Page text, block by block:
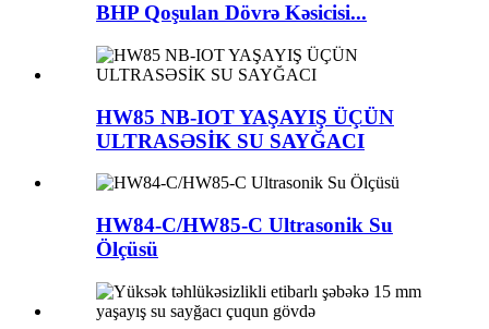
BHP Qoşulan Dövrə Kəsicisi...
HW85 NB-IOT YAŞAYIŞ ÜÇÜN
ULTRASƏSİK SU SAYĞACI
HW84-C/HW85-C Ultrasonik Su
Ölçüsü